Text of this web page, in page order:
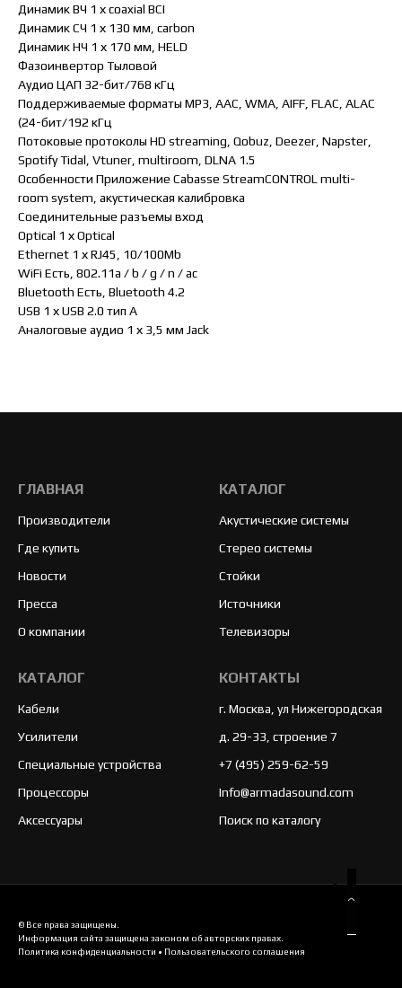
Динамик ВЧ 1 х coaxial BCI
Динамик СЧ 1 х 130 мм, carbon
Динамик НЧ 1 х 170 мм, HELD
Фазоинвертор Тыловой
Аудио ЦАП 32-бит/768 кГц
Поддерживаемые форматы MP3, AAC, WMA, AIFF, FLAC, ALAC
(24-бит/192 кГц
Потоковые протоколы HD streaming, Qobuz, Deezer, Napster,
Spotify Tidal, Vtuner, multiroom, DLNA 1.5
Особенности Приложение Cabasse StreamCONTROL multi-
room system, акустическая калибровка
Соединительные разъемы вход
Optical 1 х Optical
Ethernet 1 х RJ45, 10/100Mb
WiFi Есть, 802.11a / b / g / n / ac
Bluetooth Есть, Bluetooth 4.2
USB 1 х USB 2.0 тип А
Аналоговые аудио 1 х 3,5 мм Jack
ГЛАВНАЯ
Производители
Где купить
Новости
Пресса
О компании
КАТАЛОГ
Акустические системы
Стерео системы
Стойки
Источники
Телевизоры
КАТАЛОГ
Кабели
Усилители
Специальные устройства
Процессоры
Аксессуары
КОНТАКТЫ
г. Москва, ул Нижегородская
д. 29-33, строение 7
+7 (495) 259-62-59
Info@armadasound.com
Поиск по каталогу
© Все права защищены.
Информация сайта защищена законом об авторских правах.
Политика конфиденциальности • Пользовательского соглашения